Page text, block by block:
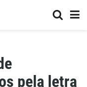
pela letra